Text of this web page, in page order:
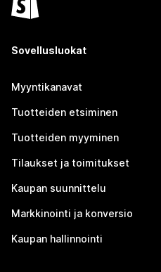
Sovellusluokat
Myyntikanavat
Tuotteiden etsiminen
Tuotteiden myyminen
Tilaukset ja toimitukset
Kaupan suunnittelu
Markkinointi ja konversio
Kaupan hallinnointi